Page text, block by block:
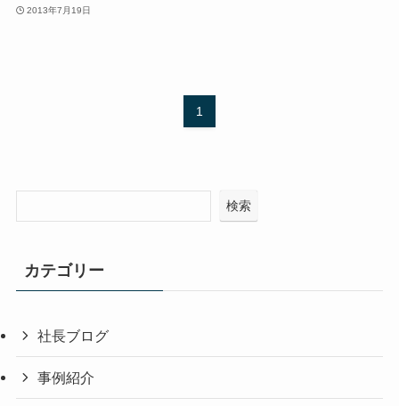
2013年7月19日
1
検索
カテゴリー
社長ブログ
事例紹介